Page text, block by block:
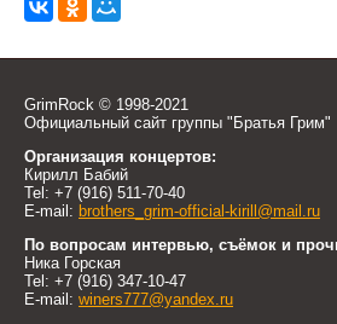
GrimRock © 1998-2021
Официальный сайт группы "Братья Грим"
Организация концертов:
Кирилл Бабий
Tel: +7 (916) 511-70-40
E-mail: brothers_grim-official-kirill@mail.ru
По вопросам интервью, съёмок и
Ника Горская
Tel: +7 (916) 347-10-47
E-mail: winers777@yandex.ru